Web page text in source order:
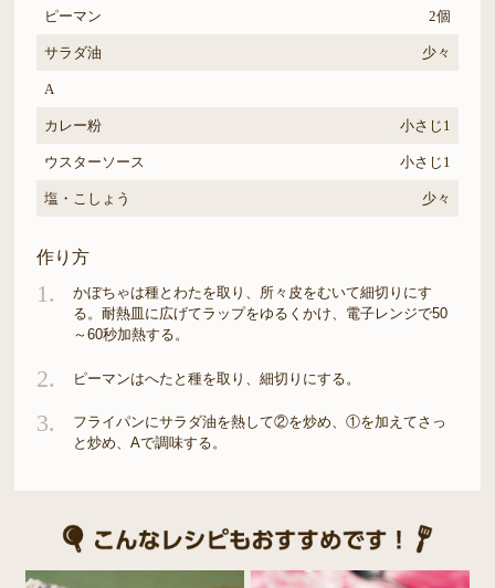
ピーマン 2個
サラダ油 少々
A
カレー粉 小さじ1
ウスターソース 小さじ1
塩・こしょう 少々
作り方
1.
かぼちゃは種とわたを取り、所々皮をむいて細切りにす
る。耐熱皿に広げてラップをゆるくかけ、電子レンジで50
～60秒加熱する。
2. ピーマンはへたと種を取り、細切りにする。
3.
フライパンにサラダ油を熱して②を炒め、①を加えてさっ
と炒め、Aで調味する。